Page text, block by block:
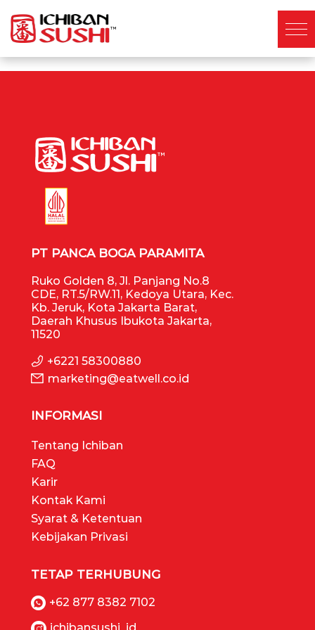
PT PANCA BOGA PARAMITA
Ruko Golden 8, Jl. Panjang No.8
CDE, RT.5/RW.11, Kedoya Utara, Kec.
Kb. Jeruk, Kota Jakarta Barat,
Daerah Khusus Ibukota Jakarta,
11520
+6221 58300880
marketing@eatwell.co.id
INFORMASI
Tentang Ichiban
FAQ
Karir
Kontak Kami
Syarat & Ketentuan
Kebijakan Privasi
TETAP TERHUBUNG
+62 877 8382 7102